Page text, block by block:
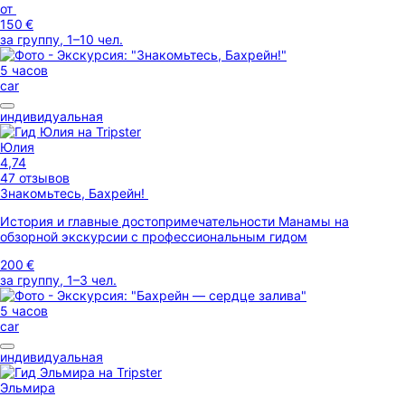
от
150 €
за группу, 1–10 чел.
5 часов
car
индивидуальная
Юлия
4,74
47 отзывов
Знакомьтесь, Бахрейн!
История и главные достопримечательности Манамы на
обзорной экскурсии с профессиональным гидом
200 €
за группу, 1–3 чел.
5 часов
car
индивидуальная
Эльмира